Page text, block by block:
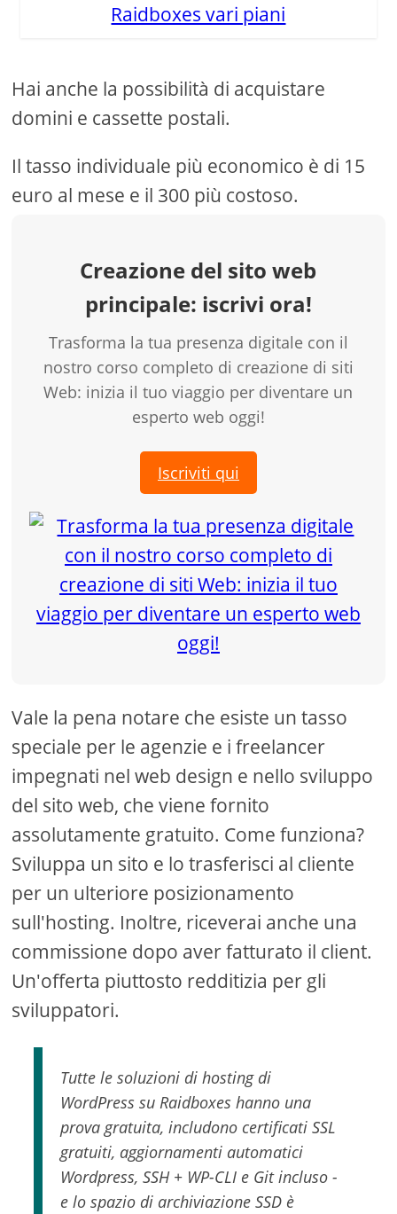
Raidboxes vari piani
Hai anche la possibilità di acquistare
domini e cassette postali.
Il tasso individuale più economico è di 15
euro al mese e il 300 più costoso.
Creazione del sito web
principale: iscrivi ora!
Trasforma la tua presenza digitale con il
nostro corso completo di creazione di siti
Web: inizia il tuo viaggio per diventare un
esperto web oggi!
Iscriviti qui
Vale la pena notare che esiste un tasso
speciale per le agenzie e i freelancer
impegnati nel web design e nello sviluppo
del sito web, che viene fornito
assolutamente gratuito. Come funziona?
Sviluppa un sito e lo trasferisci al cliente
per un ulteriore posizionamento
sull'hosting. Inoltre, riceverai anche una
commissione dopo aver fatturato il client.
Un'offerta piuttosto redditizia per gli
sviluppatori.
Tutte le soluzioni di hosting di
WordPress su Raidboxes hanno una
prova gratuita, includono certificati SSL
gratuiti, aggiornamenti automatici
Wordpress, SSH + WP-CLI e Git incluso -
e lo spazio di archiviazione SSD è